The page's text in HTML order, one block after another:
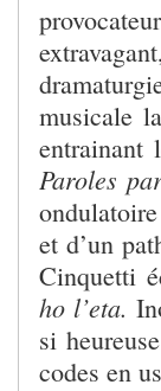
musicale
entrainant
Paroles
et d’un
Cinquetti
ho l’eta.
si
codes en